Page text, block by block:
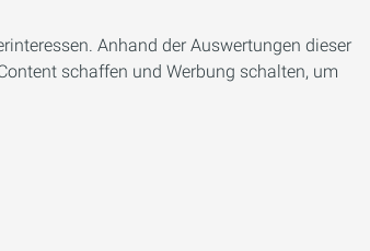
Anhand der Auswertungen dieser
schaffen und Werbung schalten, um